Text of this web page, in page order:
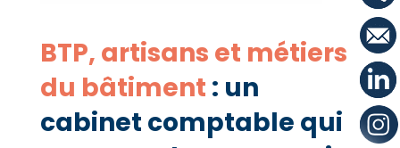
BTP, artisans et métiers
du bâtiment : un
cabinet comptable qui